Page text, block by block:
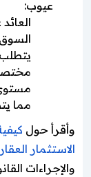
عيوب:
السوق.
يتطلب
مستوى
مما
وأقرأ حول
الاستثمار
والإجراءات